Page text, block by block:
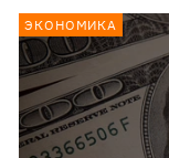
ЭКОНОМИКА